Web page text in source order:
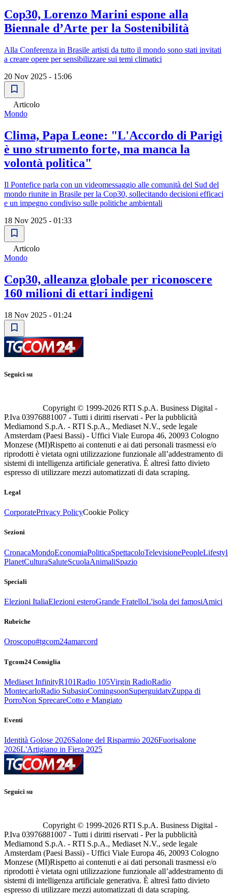
Cop30, Lorenzo Marini espone alla
Biennale d’Arte per la Sostenibilità
Alla Conferenza in Brasile artisti da tutto il mondo sono stati invitati
a creare opere per sensibilizzare sui temi climatici
20 Nov 2025 - 15:06
Articolo
Mondo
Clima, Papa Leone: "L'Accordo di Parigi
è uno strumento forte, ma manca la
volontà politica"
Il Pontefice parla con un videomessaggio alle comunità del Sud del
mondo riunite in Brasile per la Cop30, sollecitando decisioni efficaci
e un impegno condiviso sulle politiche ambientali
18 Nov 2025 - 01:33
Articolo
Mondo
Cop30, alleanza globale per riconoscere
160 milioni di ettari indigeni
18 Nov 2025 - 01:24
Seguici su
Copyright © 1999-2026 RTI S.p.A. Business Digital -
P.Iva 03976881007 - Tutti i diritti riservati - Per la pubblicità
Mediamond S.p.A. - RTI S.p.A., Mediaset N.V., sede legale
Amsterdam (Paesi Bassi) - Uffici Viale Europa 46, 20093 Cologno
Monzese (MI)Rispetto ai contenuti e ai dati personali trasmessi e/o
riprodotti è vietata ogni utilizzazione funzionale all’addestramento di
sistemi di intelligenza artificiale generativa. È altresì fatto divieto
espresso di utilizzare mezzi automatizzati di data scraping.
Legal
CorporatePrivacy PolicyCookie Policy
Sezioni
CronacaMondoEconomiaPoliticaSpettacoloTelevisionePeople
PlanetCulturaSaluteScuolaAnimaliSpazio
Speciali
Elezioni ItaliaElezioni esteroGrande FratelloL'isola dei famosiAmici
Rubriche
Oroscopo#tgcom24amarcord
Tgcom24 Consiglia
Mediaset InfinityR101Radio 105Virgin RadioRadio
MontecarloRadio SubasioComingsoonSuperguidatvZuppa di
PorroNon SprecareCotto e Mangiato
Eventi
Identità Golose 2026Salone del Risparmio 2026Fuorisalone
2026L'Artigiano in Fiera 2025
Seguici su
Copyright © 1999-2026 RTI S.p.A. Business Digital -
P.Iva 03976881007 - Tutti i diritti riservati - Per la pubblicità
Mediamond S.p.A. - RTI S.p.A., Mediaset N.V., sede legale
Amsterdam (Paesi Bassi) - Uffici Viale Europa 46, 20093 Cologno
Monzese (MI)Rispetto ai contenuti e ai dati personali trasmessi e/o
riprodotti è vietata ogni utilizzazione funzionale all’addestramento di
sistemi di intelligenza artificiale generativa. È altresì fatto divieto
espresso di utilizzare mezzi automatizzati di data scraping.